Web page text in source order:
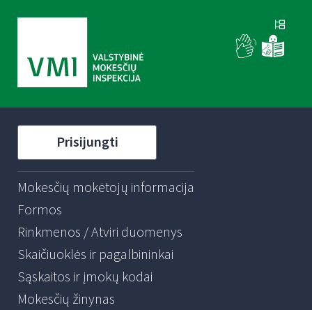
Prisijungti
Mokesčių mokėtojų informacija
Formos
Rinkmenos / Atviri duomenys
Skaičiuoklės ir pagalbininkai
Sąskaitos ir įmokų kodai
Mokesčių žinynas